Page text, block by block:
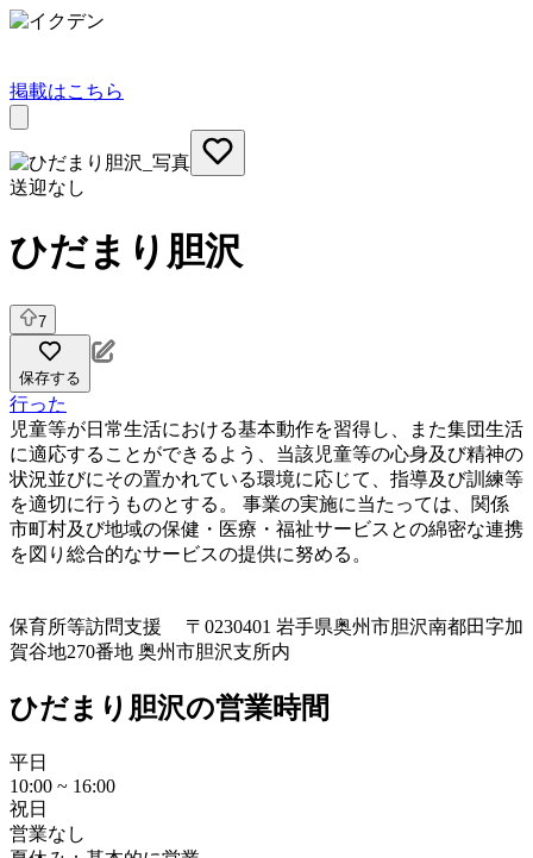
掲載はこちら
送迎なし
ひだまり胆沢
7
保存する
行った
児童等が日常生活における基本動作を習得し、また集団生活
に適応することができるよう、当該児童等の心身及び精神の
状況並びにその置かれている環境に応じて、指導及び訓練等
を適切に行うものとする。 事業の実施に当たっては、関係
市町村及び地域の保健・医療・福祉サービスとの綿密な連携
を図り総合的なサービスの提供に努める。
保育所等訪問支援 〒0230401 岩手県奥州市胆沢南都田字加
賀谷地270番地 奥州市胆沢支所内
ひだまり胆沢の営業時間
平日
10:00 ~ 16:00
祝日
営業なし